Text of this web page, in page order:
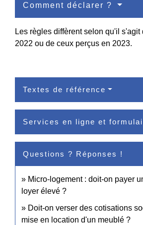
Comment déclarer ?
Les règles diffèrent selon qu'il s'agit
2022 ou de ceux perçus en 2023.
Textes de référence
Services en ligne et
Questions ? Réponses !
Micro-logement : doit-on payer
loyer élevé ?
Doit-on verser des cotisations
mise en location d'un meublé ?